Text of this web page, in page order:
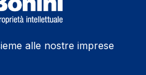
alle nostre imprese